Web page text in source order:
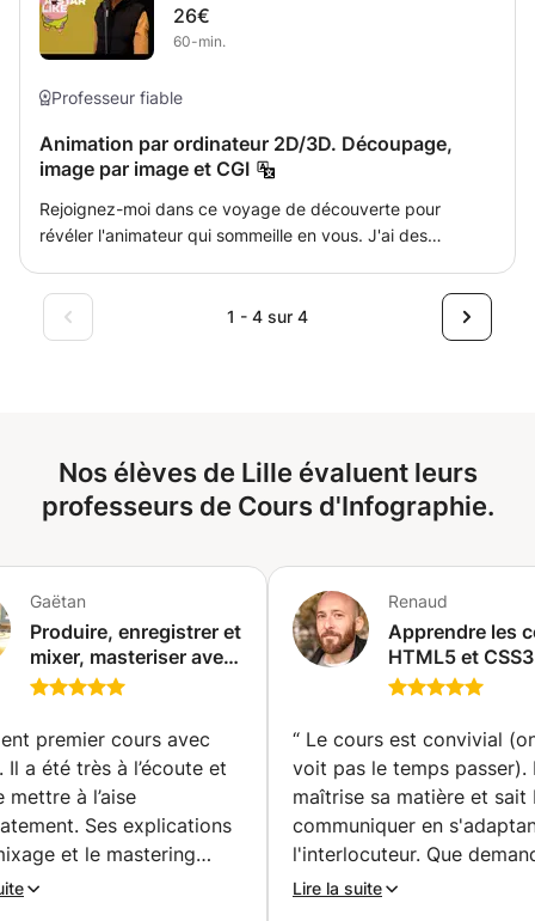
prototypes. Il permet également de créer des icônes, des
illustrations et des sites webs sans une ligne de code.
Figma et j'adapterai le cours pour vous apporter un
26€
60-min.
Professeur fiable
Animation par ordinateur 2D/3D. Découpage,
image par image et CGI
Rejoignez-moi dans ce voyage de découverte pour
révéler l'animateur qui sommeille en vous. J'ai des
et Blender. Je vous donnerai tous les conseils et
compétences nécessaires pour vous lancer dans
1 - 4 sur 4
Nos élèves de Lille évaluent leurs
professeurs de Cours d'Infographie.
Gaëtan
Produire, enregistrer et
mixer, masteriser avec
Logic Pro et Ableton
premier cours avec
Il a été très à l’écoute et
mettre à l’aise
Ses explications
et le mastering
sont claires,
Renaud
Apprendre les
HTML5 et
le logiciel
2020 (Saint-
“ Le cours est convivial
voit pas le temps passer).
maîtrise sa matière et sait
communiquer en
l'interlocuteur. Que
plus. ”
Lire la suite